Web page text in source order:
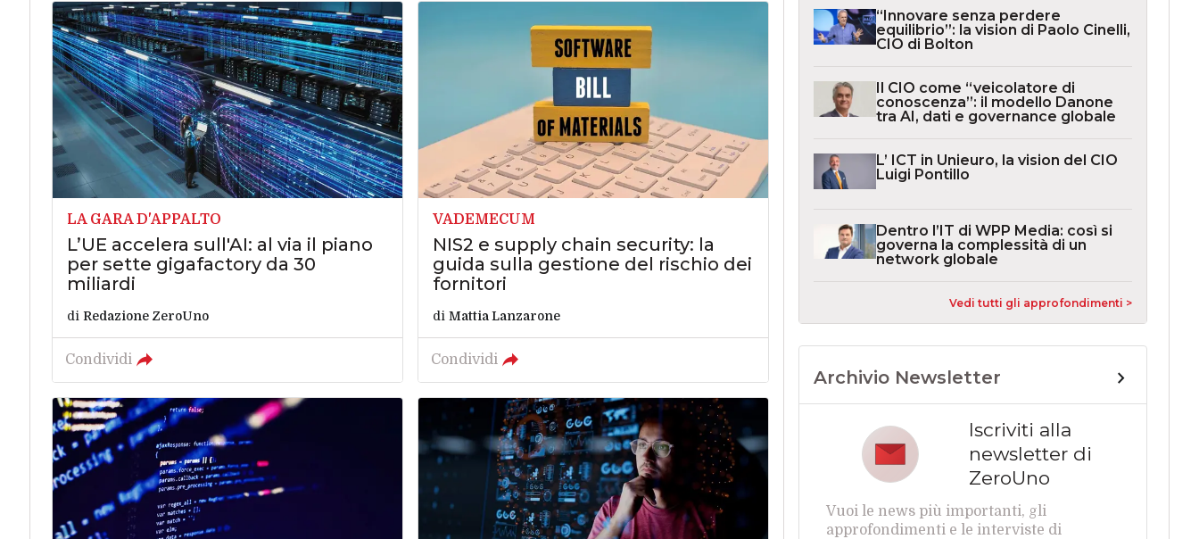
LA GARA D'APPALTO
L’UE accelera sull'AI: al via il piano
per sette gigafactory da 30
miliardi
di Redazione ZeroUno
Condividi
VADEMECUM
NIS2 e supply chain security: la
guida sulla gestione del rischio dei
fornitori
di Mattia Lanzarone
Condividi
“Innovare senza perdere
equilibrio”: la vision di Paolo Cinelli,
CIO di Bolton
Il CIO come “veicolatore di
conoscenza”: il modello Danone
tra AI, dati e governance globale
L’ ICT in Unieuro, la vision del CIO
Luigi Pontillo
Dentro l’IT di WPP Media: così si
governa la complessità di un
network globale
Vedi tutti gli approfondimenti >
Archivio Newsletter
Iscriviti alla
newsletter di
ZeroUno
Vuoi le news più importanti, gli
approfondimenti e le interviste di